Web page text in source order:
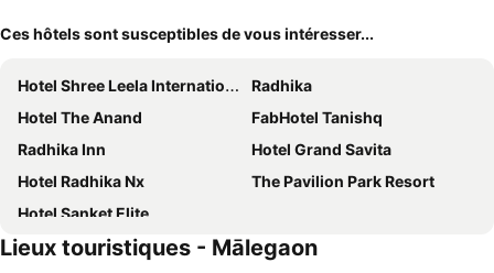
Ces hôtels sont susceptibles de vous intéresser...
Hotel Shree Leela International
Radhika
Hotel The Anand
FabHotel Tanishq
Radhika Inn
Hotel Grand Savita
Hotel Radhika Nx
The Pavilion Park Resort
Hotel Sanket Elite
Lieux touristiques - Mālegaon